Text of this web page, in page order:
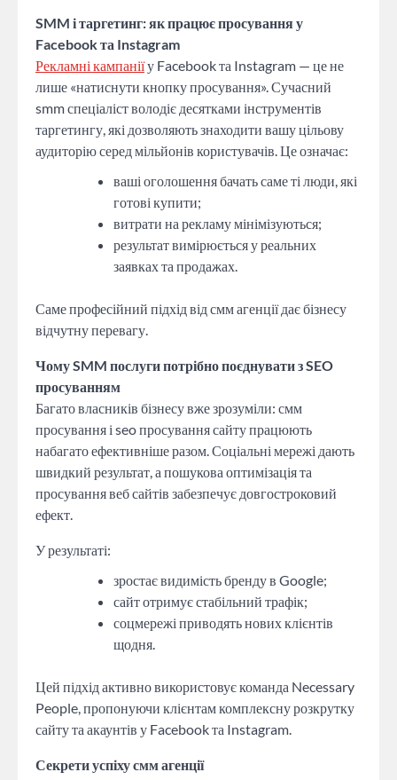
SMM і таргетинг: як працює просування у
Facebook та Instagram
Рекламні кампаніїу Facebook та Instagram — це не
лише «натиснути кнопку просування». Сучасний
smm спеціаліст володіє десятками інструментів
таргетингу, які дозволяють знаходити вашу цільову
аудиторію серед мільйонів користувачів. Це означає:
ваші оголошення бачать саме ті люди, які
готові купити;
витрати на рекламу мінімізуються;
результат вимірюється у реальних
заявках та продажах.
Саме професійний підхід від смм агенції дає бізнесу
відчутну перевагу.
Чому SMM послуги потрібно поєднувати з SEO
просуванням
Багато власників бізнесу вже зрозуміли: смм
просування і seo просування сайту працюють
набагато ефективніше разом. Соціальні мережі дають
швидкий результат, а пошукова оптимізація та
просування веб сайтів забезпечує довгостроковий
ефект.
У результаті:
зростає видимість бренду в Google;
сайт отримує стабільний трафік;
соцмережі приводять нових клієнтів
щодня.
Цей підхід активно використовує команда Necessary
People, пропонуючи клієнтам комплексну розкрутку
сайту та акаунтів у Facebook та Instagram.
Секрети успіху смм агенції